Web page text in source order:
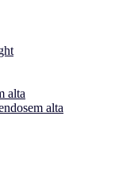
alta
em alta